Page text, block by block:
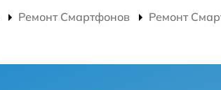
Ремонт Смартфонов
Ремонт